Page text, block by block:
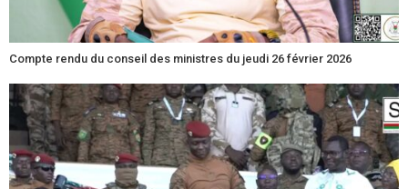
Compte rendu du conseil des ministres du jeudi 26 février 2026